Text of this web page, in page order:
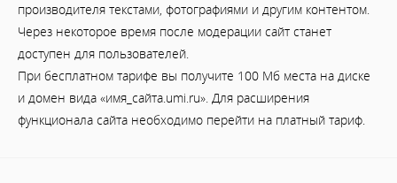
производителя текстами, фотографиями и другим контентом.
Через некоторое время после модерации сайт станет
доступен для пользователей.
При бесплатном тарифе вы получите 100 Мб места на диске
и домен вида «имя_сайта.umi.ru». Для расширения
функционала сайта необходимо перейти на платный тариф.